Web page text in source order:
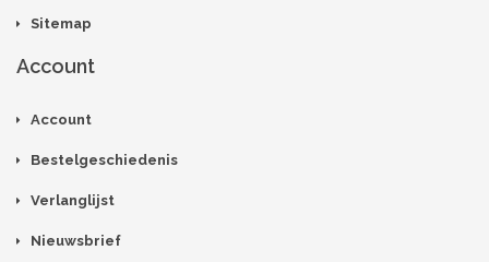
Sitemap
Account
Account
Bestelgeschiedenis
Verlanglijst
Nieuwsbrief